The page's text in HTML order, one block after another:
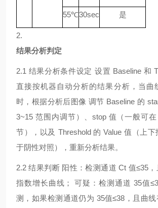
55℃30sec 是
2.
结果分析判定
2.1 结果分析条件设定 设置 Baseline 和
直接按机器自动分析的结果分析，当曲
时，根据分析后图像 调节 Baseline 的
3~15 范围内调节）、stop 值（一般可
节），以及 Threshold 的 Value 值（上
于阴性对照），重新分析结果。
2.2结果判断 阳性：检测通道 Ct 值≤35
指数增长曲线； 可疑：检测通道 35值
测，如果检测通道仍为 35值≤38，且曲